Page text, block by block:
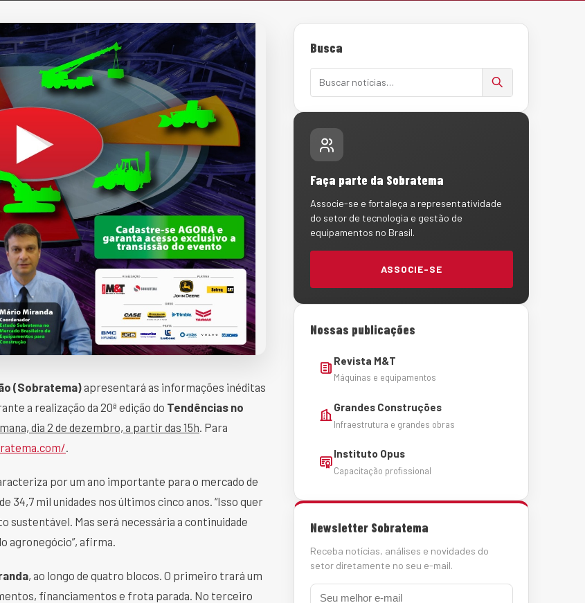
(Sobratema)apresentará as informações inéditas
a realização da 20ª edição do Tendências no
dia 2 de dezembro, a partir das 15h . Para
por um ano importante para o mercado de
34,7 mil unidades nos últimos cinco anos. “Isso quer
sustentável. Mas será necessária a continuidade
agronegócio”, afirma.
, ao longo de quatro blocos. O primeiro trará um
financiamentos e frota parada. No terceiro
Busca
Buscar notícias
Faça parte da Sobratema
Associe-se e fortaleça a representatividade
do setor de tecnologia e gestão de
equipamentos no Brasil.
ASSOCIE-SE
Nossas publicações
Revista M&T
Máquinas e equipamentos
Grandes Construções
Infraestrutura e grandes obras
Instituto Opus
Capacitação profissional
Newsletter Sobratema
Receba notícias, análises e novidades do
setor diretamente no seu e-mail.
E-mail